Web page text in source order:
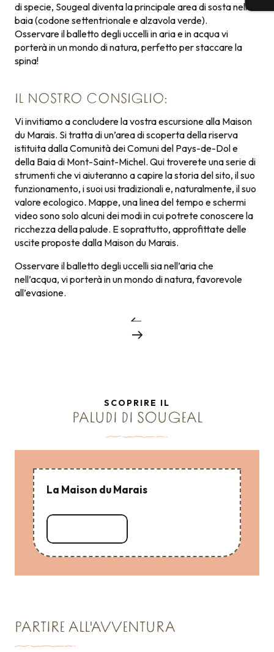
di specie, Sougeal diventa la principale area di sosta nella
baia (codone settentrionale e alzavola verde).
Osservare il balletto degli uccelli in aria e in acqua vi
porterà in un mondo di natura, perfetto per staccare la
spina!
IL NOSTRO CONSIGLIO:
Vi invitiamo a concludere la vostra escursione alla Maison
du Marais. Si tratta di un’area di scoperta della riserva
istituita dalla Comunità dei Comuni del Pays-de-Dol e
della Baia di Mont-Saint-Michel. Qui troverete una serie di
strumenti che vi aiuteranno a capire la storia del sito, il suo
funzionamento, i suoi usi tradizionali e, naturalmente, il suo
valore ecologico. Mappe, una linea del tempo e schermi
video sono solo alcuni dei modi in cui potrete conoscere la
ricchezza della palude. E soprattutto, approfittate delle
uscite proposte dalla Maison du Marais.
Osservare il balletto degli uccelli sia nell’aria che
nell’acqua, vi porterà in un mondo di natura, favorevole
all’evasione.
SCOPRIRE IL
PALUDI DI SOUGEAL
La Maison du Marais
PARTIRE ALL'AVVENTURA